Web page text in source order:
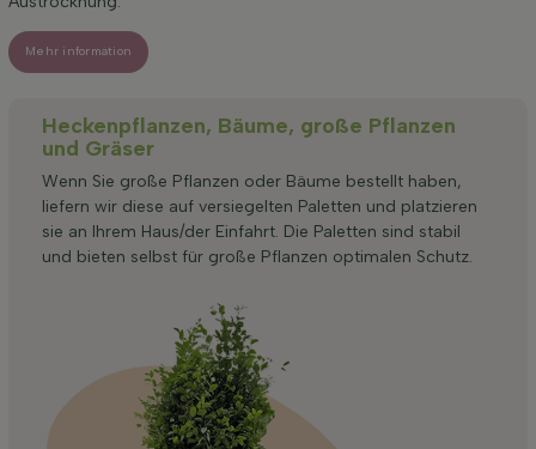
Mehr information
Heckenpflanzen, Bäume, große Pflanzen
und Gräser
Wenn Sie große Pflanzen oder Bäume bestellt haben,
liefern wir diese auf versiegelten Paletten und platzieren
sie an Ihrem Haus/der Einfahrt. Die Paletten sind stabil
und bieten selbst für große Pflanzen optimalen Schutz.